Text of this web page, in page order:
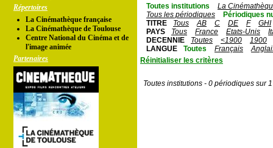
Répertoires
La Cinémathèque française
La Cinémathèque de Toulouse
Centre National du Cinéma et de
l'image animée
Partenaires
Toutes institutions
La
Tous les périodiques
Périodiques
TITRE
Tous AB C DE F
GHI
PAYS
Tous France Etats-Unis
DECENNIE
Toutes <1900
1900
LANGUE
Toutes Français
Réinitialiser les critères
Toutes institutions - 0 périodiques sur